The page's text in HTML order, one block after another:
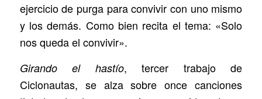
ejercicio de purga para convivir con uno mismo
y los demás. Como bien recita el tema: «Solo
nos queda el convivir».
Girando el hastío, tercer trabajo de
Ciclonautas, se alza sobre once canciones